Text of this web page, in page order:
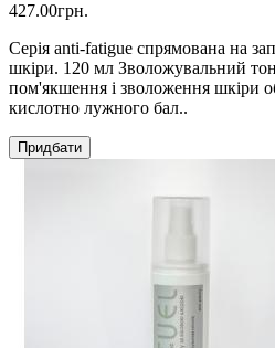
427.00грн.
Серія anti-fatigue спрямована на
шкіри. 120 мл Зволожувальний
пом'якшення і зволоження шкіри
кислотно лужного бал..
Придбати